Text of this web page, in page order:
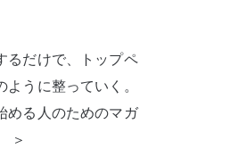
るだけで、トップペ
うに整っていく。
める人のためのマガ
＞